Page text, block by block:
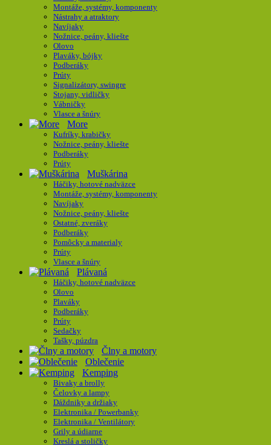
Montáže, systémy, komponenty
Nástrahy a atraktory
Navíjaky
Nožnice, peány, kliešte
Olovo
Plaváky, bójky
Podberáky
Prúty
Signalizátory, swingre
Stojany, vidličky
Vábničky
Vlasce a šnúry
More
Kufríky, krabičky
Nožnice, peány, kliešte
Podberáky
Prúty
Muškárina
Háčiky, hotové nadväzce
Montáže, systémy, komponenty
Navíjaky
Nožnice, peány, kliešte
Ostatné, zveráky
Podberáky
Pomôcky a materialy
Prúty
Vlasce a šnúry
Plávaná
Háčiky, hotové nadväzce
Olovo
Plaváky
Podberáky
Prúty
Sedačky
Tašky, púzdra
Člny a motory
Oblečenie
Kemping
Bivaky a brolly
Čelovky a lampy
Dáždniky a držiaky
Elektronika / Powerbanky
Elektronika / Ventilátory
Grily a údiarne
Kreslá a stoličky